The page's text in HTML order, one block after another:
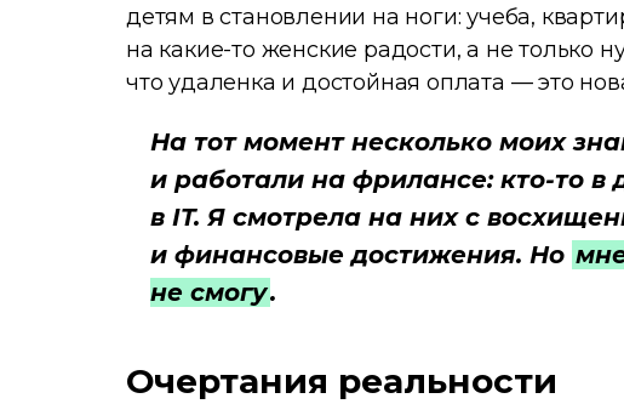
детям в становлении на ноги: учеба,
на какие-то женские радости, а не только
что удаленка и достойная оплата — это
На тот момент несколько моих
и работали на фрилансе: кто-то в
в IT. Я смотрела на них с
и финансовые достижения. Но
не смогу.
Очертания реальности